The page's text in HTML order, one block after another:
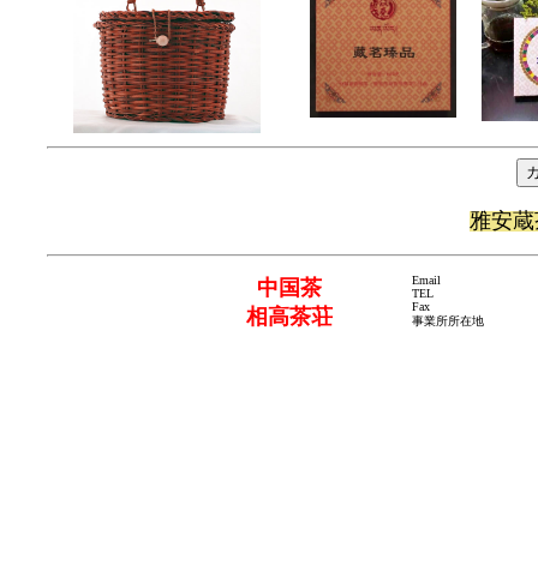
雅安
中国茶
相高茶荘
Email
TEL
Fax
事業所所在地